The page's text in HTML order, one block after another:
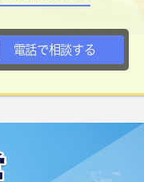
電話で相談する